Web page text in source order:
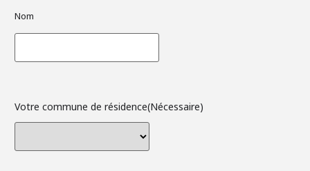
Nom
Votre commune de résidence(Nécessaire)